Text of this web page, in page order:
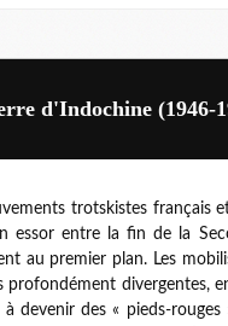
d'Indochine (1946-
trotskistes français
essor entre la fin de la
au premier plan. Les
profondément divergentes,
devenir des « pieds-